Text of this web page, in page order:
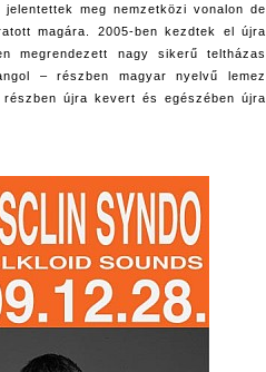
jelentettek meg nemzetközi vonalon de
magára. 2005-ben kezdtek el újra
megrendezett nagy sikerű teltházas
– részben magyar nyelvű lemez
újra kevert és egészében újra